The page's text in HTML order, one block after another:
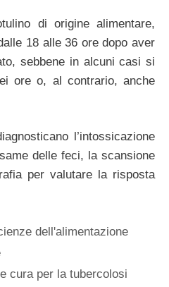
di origine alimentare,
18 alle 36 ore dopo aver
sebbene in alcuni casi si
ore o, al contrario, anche
l’intossicazione
delle feci, la scansione
per valutare la risposta
dell'alimentazione
cura per la tubercolosi